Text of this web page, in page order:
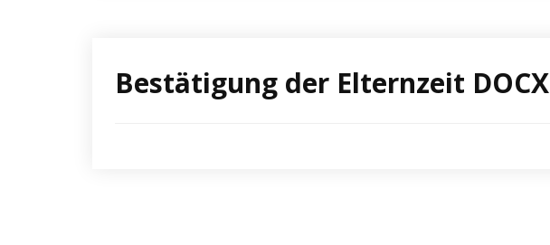
Bestätigung der Elternzeit DOCX